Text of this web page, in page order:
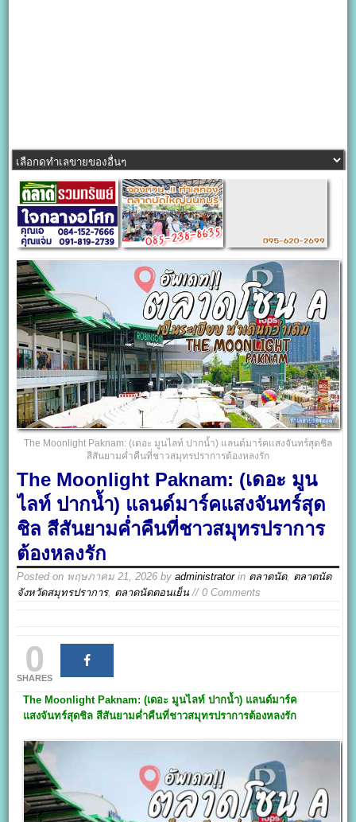
The Moonlight Paknam: (เดอะ มูนไลท์ ปากน้ำ) แลนด์มาร์คแสงจันทร์สุดชิล
สีสันยามค่ำคืนที่ชาวสมุทรปราการต้องหลงรัก
The Moonlight Paknam: (เดอะ มูน
ไลท์ ปากน้ำ) แลนด์มาร์คแสงจันทร์สุด
ชิล สีสันยามค่ำคืนที่ชาวสมุทรปราการ
ต้องหลงรัก
Posted on พฤษภาคม 21, 2026 byadministratorin ตลาดนัด, ตลาดนัด
จังหวัดสมุทรปราการ, ตลาดนัดตอนเย็น // 0 Comments
0
SHARES
The Moonlight Paknam: (เดอะ มูนไลท์ ปากน้ำ) แลนด์มาร์ค
แสงจันทร์สุดชิล สีสันยามค่ำคืนที่ชาวสมุทรปราการต้องหลงรัก